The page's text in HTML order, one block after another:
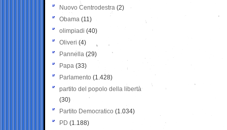
Nuovo Centrodestra (2)
Obama (11)
olimpiadi (40)
Oliveri (4)
Pannella (29)
Papa (33)
Parlamento (1.428)
partito del popolo della libertà
(30)
Partito Democratico (1.034)
PD (1.188)